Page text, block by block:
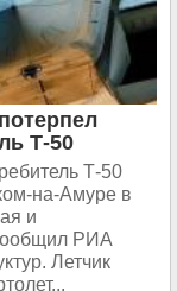
Т-50
Т-50
на-Амуре в
и
РИА
Летчик